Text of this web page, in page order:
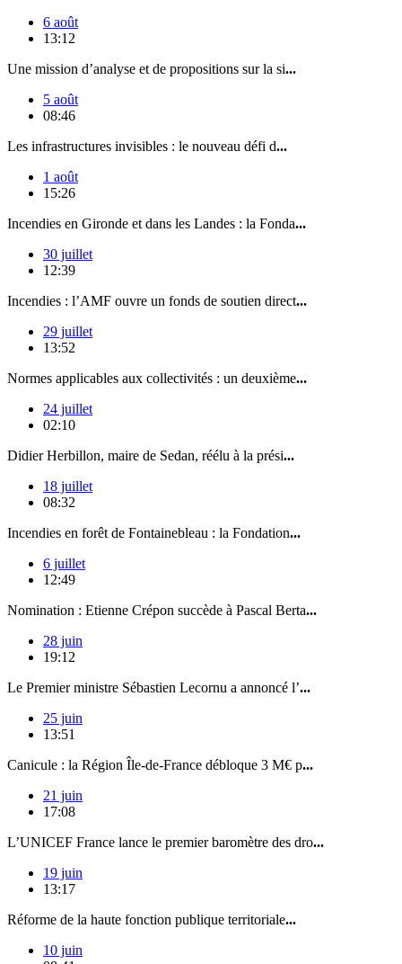
6 août
13:12
Une mission d’analyse et de propositions sur la si...
5 août
08:46
Les infrastructures invisibles : le nouveau défi d...
1 août
15:26
Incendies en Gironde et dans les Landes : la Fonda...
30 juillet
12:39
Incendies : l’AMF ouvre un fonds de soutien direct...
29 juillet
13:52
Normes applicables aux collectivités : un deuxième...
24 juillet
02:10
Didier Herbillon, maire de Sedan, réélu à la prési...
18 juillet
08:32
Incendies en forêt de Fontainebleau : la Fondation...
6 juillet
12:49
Nomination : Etienne Crépon succède à Pascal Berta...
28 juin
19:12
Le Premier ministre Sébastien Lecornu a annoncé l’...
25 juin
13:51
Canicule : la Région Île-de-France débloque 3 M€ p...
21 juin
17:08
L’UNICEF France lance le premier baromètre des dro...
19 juin
13:17
Réforme de la haute fonction publique territoriale...
10 juin